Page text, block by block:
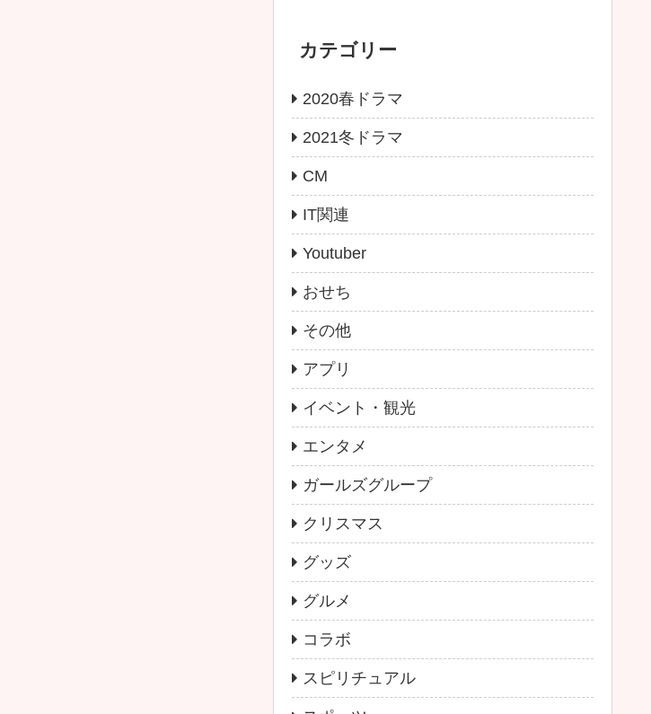
カテゴリー
2020春ドラマ
2021冬ドラマ
CM
IT関連
Youtuber
おせち
その他
アプリ
イベント・観光
エンタメ
ガールズグループ
クリスマス
グッズ
グルメ
コラボ
スピリチュアル